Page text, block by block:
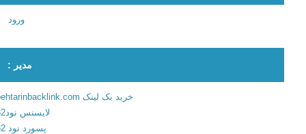
خ
ر
ج
ی
مدیر :
خرید بک لینک behtarinbacklink.com
لایسنس نود32
پسورد نود 32